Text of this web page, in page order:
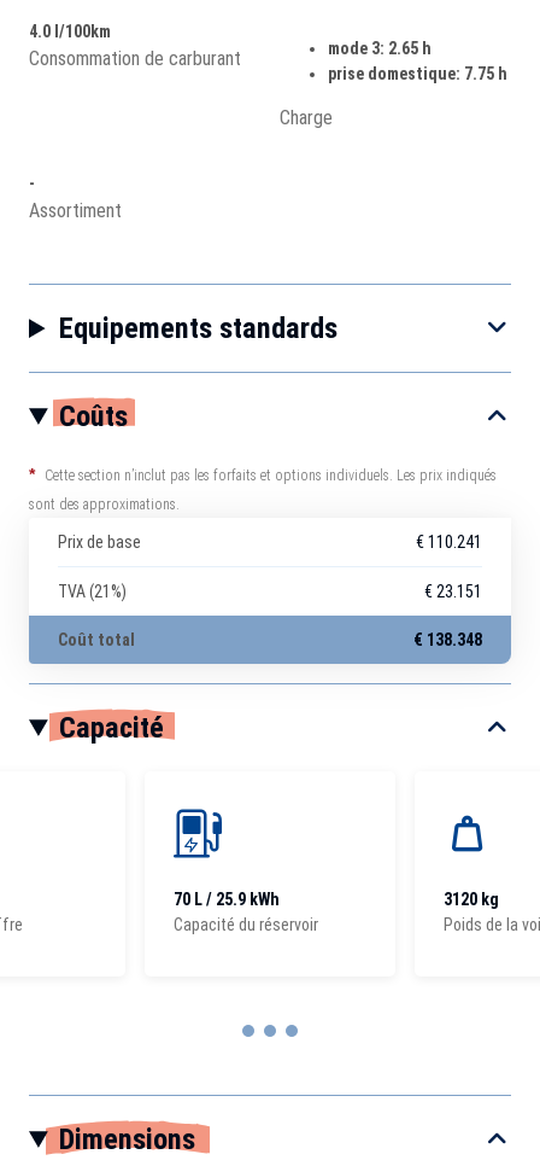
4.0 l/100km
Consommation de carburant
mode 3: 2.65 h
prise domestique: 7.75 h
Charge
-
Assortiment
Equipements standards
Coûts
*
Cette section n’inclut pas les forfaits et options individuels. Les prix indiqués
sont des approximations.
Prix de base € 110.241
TVA (21%) € 23.151
Coût total € 138.348
Capacité
70 L / 25.9 kWh
Capacité du réservoir
3120 kg
Poids de la
Dimensions